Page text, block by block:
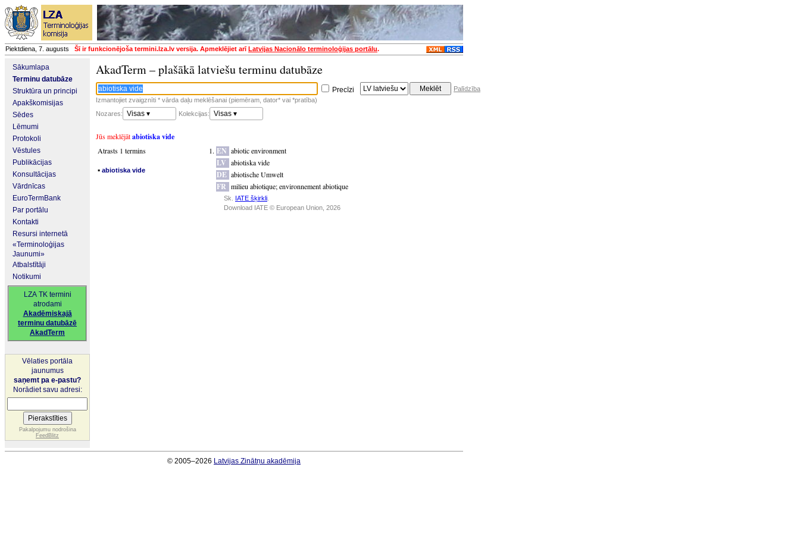
Piektdiena, 7. augusts Šī ir funkcionējoša termini.lza.lv versija. Apmeklējiet arīLatvijas Nacionālo terminoloģijas portālu.
Sākumlapa
Terminu datubāze
Struktūra un principi
Apakškomisijas
Sēdes
Lēmumi
Protokoli
Vēstules
Publikācijas
Konsultācijas
Vārdnīcas
EuroTermBank
Par portālu
Kontakti
Resursi internetā
«Terminoloģijas
Jaunumi»
Atbalstītāji
Notikumi
LZA TK termini
atrodami
Akadēmiskajā
terminu datubāzē
AkadTerm
Vēlaties portāla
jaunumus
saņemt pa e-pastu?
Norādiet savu adresi:
Pakalpojumu nodrošina
FeedBlitz
AkadTerm – plašākā latviešu terminu datubāze
Precīzi
Palīdzība
Izmantojiet zvaigznīti * vārda daļu meklēšanai (piemēram, dator* vai *pratība)
Nozares:
Visas ▾ Kolekcijas: Visas ▾
Jūs meklējātabiotiska vide
Atrasts 1 termins
▪ abiotiska vide
EN abiotic environment
LV abiotiska vide
DE abiotische Umwelt
FR milieu abiotique;environnement abiotique
Sk. IATE šķirkli
Download IATE © European Union, 2026
© 2005–2026 Latvijas Zinātņu akadēmija